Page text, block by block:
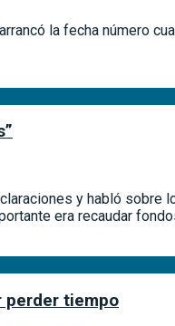
la fecha número
y habló
era recaudar
perder tiempo